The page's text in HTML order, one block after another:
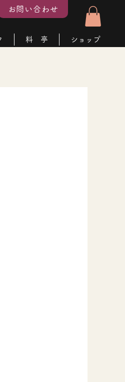
お問い合わせ
料 亭 ショップ